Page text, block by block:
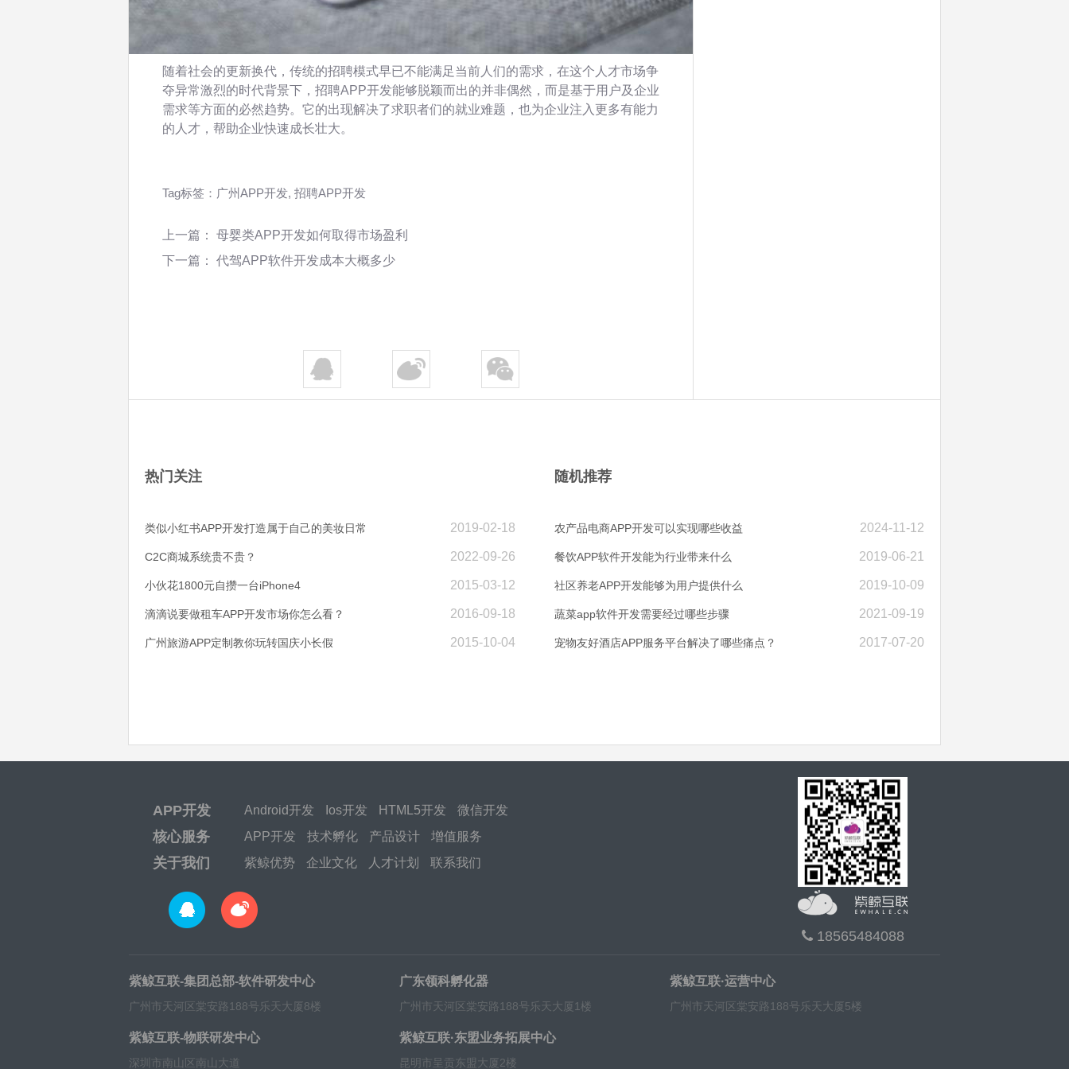
随着社会的更新换代，传统的招聘模式早已不能满足当前人们的需求，在这个人才市场争
夺异常激烈的时代背景下，招聘APP开发能够脱颖而出的并非偶然，而是基于用户及企业
需求等方面的必然趋势。它的出现解决了求职者们的就业难题，也为企业注入更多有能力
的人才，帮助企业快速成长壮大。
Tag标签： 广州APP开发, 招聘APP开发
上一篇： 母婴类APP开发如何取得市场盈利
下一篇： 代驾APP软件开发成本大概多少
热门关注
2019-02-18
类似小红书APP开发打造属于自己的美妆日常
2022-09-26
C2C商城系统贵不贵？
2015-03-12
小伙花1800元自攒一台iPhone4
2016-09-18
滴滴说要做租车APP开发市场你怎么看？
2015-10-04
广州旅游APP定制教你玩转国庆小长假
随机推荐
2024-11-12
农产品电商APP开发可以实现哪些收益
2019-06-21
餐饮APP软件开发能为行业带来什么
2019-10-09
社区养老APP开发能够为用户提供什么
2021-09-19
蔬菜app软件开发需要经过哪些步骤
2017-07-20
宠物友好酒店APP服务平台解决了哪些痛点？
APP开发 Android开发 Ios开发 HTML5开发 微信开发
核心服务 APP开发 技术孵化 产品设计 增值服务
关于我们 紫鲸优势 企业文化 人才计划 联系我们
18565484088
紫鲸互联-集团总部-软件研发中心
广州市天河区棠安路188号乐天大厦8楼
广东领科孵化器
广州市天河区棠安路188号乐天大厦1楼
紫鲸互联·运营中心
广州市天河区棠安路188号乐天大厦5楼
紫鲸互联-物联研发中心
深圳市南山区南山大道
紫鲸互联·东盟业务拓展中心
昆明市呈贡东盟大厦2楼